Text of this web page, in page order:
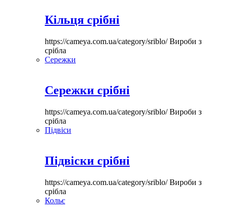
Кільця срібні
https://cameya.com.ua/category/sriblo/Вироби з
срібла
Сережки
Сережки срібні
https://cameya.com.ua/category/sriblo/Вироби з
срібла
Підвіси
Підвіски срібні
https://cameya.com.ua/category/sriblo/Вироби з
срібла
Кольє